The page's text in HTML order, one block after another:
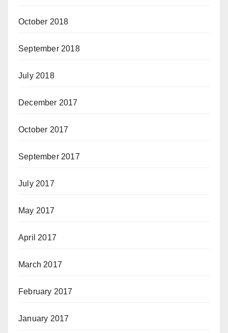
October 2018
September 2018
July 2018
December 2017
October 2017
September 2017
July 2017
May 2017
April 2017
March 2017
February 2017
January 2017